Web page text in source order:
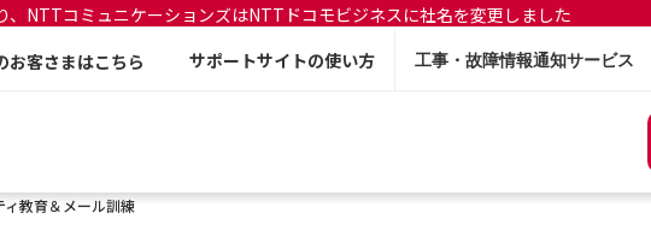
、NTTコミュニケーションズはNTTドコモビジネスに社名を変更しました
お客さまはこちら サポートサイトの使い方 工事・故障情報通知サービス
ィ教育＆メール訓練